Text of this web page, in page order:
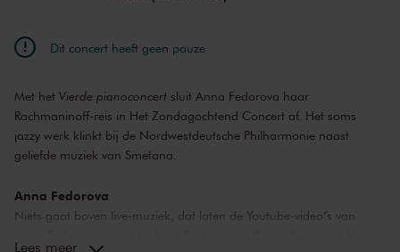
Dit concert heeft geen pauze
Met het Vierde pianoconcert sluit Anna Fedorova haar
Rachmaninoff-reis in Het Zondagochtend Concert af. Het soms
jazzy werk klinkt bij de Nordwestdeutsche Philharmonie naast
geliefde muziek van Smetana.
Anna Fedorova
Niets gaat boven live-muziek, dat laten de Youtube-video’s van
Lees meer